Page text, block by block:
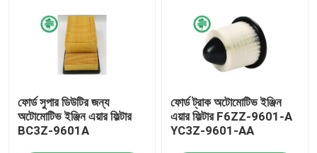
ফোর্ড সুপার ডিউটির জন্য
অটোমোটিভ ইঞ্জিন এয়ার ফিল্টার
BC3Z-9601A
ফোর্ড ট্রাক অটোমোটিভ ইঞ্জিন
এয়ার ফিল্টার F6ZZ-9601-A
YC3Z-9601-AA